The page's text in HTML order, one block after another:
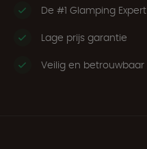
De #1 Glamping Expert
Lage prijs garantie
Veilig en betrouwbaar